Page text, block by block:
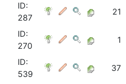
ID:
287
21
ID:
270
1
ID:
539
37